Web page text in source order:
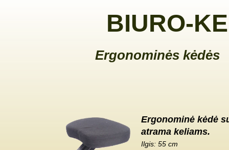
BIURO-
Ergonominės kėdės
Ergonominė kėdė
atrama keliams.
Ilgis: 55 cm